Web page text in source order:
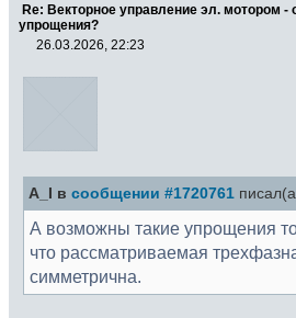
Re: Векторное управление эл. мотором -
упрощения?
26.03.2026, 22:23
A_I в сообщении #1720761
А возможны такие упрощения
что рассматриваемая
симметрична.